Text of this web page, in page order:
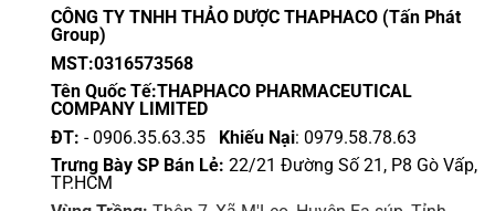
CÔNG TY TNHH THẢO DƯỢC THAPHACO (Tấn Phát
Group)
MST:0316573568
Tên Quốc Tế:THAPHACO PHARMACEUTICAL
COMPANY LIMITED
ĐT: - 0906.35.63.35 Khiếu Nại: 0979.58.78.63
Trưng Bày SP Bán Lẻ: 22/21 Đường Số 21, P8 Gò Vấp,
TP.HCM